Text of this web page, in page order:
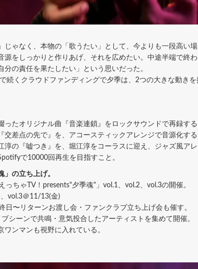
ゃなく、本物の「歌うたい」として、今よりも一段高い
源をしっかりと作りあげ、それを広めたい。中途半端で終
の責任を果たしたい」という思いだった。
くクラウドファンディングで夕季は、2つの大きな動きを
ったオリジナル曲『音楽連鎖』をロックサウンドで再録する
交差点の先で』を、アコースティックアレンジで音源化する
淳の『嘘つき』を、堀江淳をコーラスに迎え、ジャズ風ア
で10000回再生を目指すこと。
の立ち上げ。
っちゃTV！presents"夕季魂"」vol.1、vol.2、vol.3の開催。
vol.3＠11/13(金)
〜リターンお渡し会・ファンクラブ立ち上げ会も催す。
シーンで共鳴・意気投合したアーティストを集めて開催。
ンマンも視野に入れている。